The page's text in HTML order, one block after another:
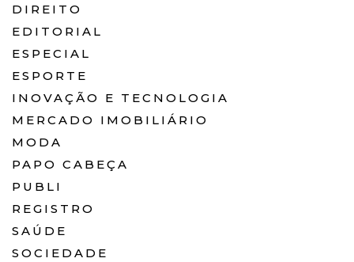
DIREITO
EDITORIAL
ESPECIAL
ESPORTE
INOVAÇÃO E TECNOLOGIA
MERCADO IMOBILIÁRIO
MODA
PAPO CABEÇA
PUBLI
REGISTRO
SAÚDE
SOCIEDADE